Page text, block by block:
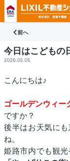
前へ
今日はこどもの
2026.05.05
こんにちは♪
ゴールデンウィー
ですか？
後半はお天気に
ね。
姫路市内でも観